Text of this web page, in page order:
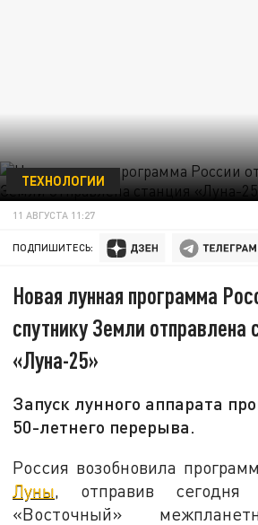
ТЕХНОЛОГИИ
11 АВГУСТА 11:27
ПОДПИШИТЕСЬ:
Новая лунная программа
спутнику Земли отправлена
«Луна-25»
Запуск лунного аппарата
50-летнего перерыва.
Россия возобновила
Луны, отправив сегодня
«Восточный»